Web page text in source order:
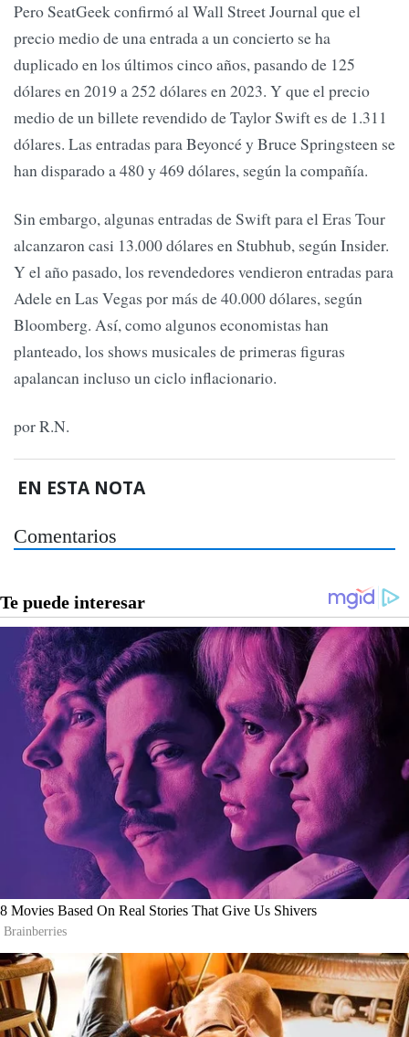
Pero SeatGeek confirmó al Wall Street Journal que el
precio medio de una entrada a un concierto se ha
duplicado en los últimos cinco años, pasando de 125
dólares en 2019 a 252 dólares en 2023. Y que el precio
medio de un billete revendido de Taylor Swift es de 1.311
dólares. Las entradas para Beyoncé y Bruce Springsteen se
han disparado a 480 y 469 dólares, según la compañía.
Sin embargo, algunas entradas de Swift para el Eras Tour
alcanzaron casi 13.000 dólares en Stubhub, según Insider.
Y el año pasado, los revendedores vendieron entradas para
Adele en Las Vegas por más de 40.000 dólares, según
Bloomberg. Así, como algunos economistas han
planteado, los shows musicales de primeras figuras
apalancan incluso un ciclo inflacionario.
por R.N.
EN ESTA NOTA
Comentarios